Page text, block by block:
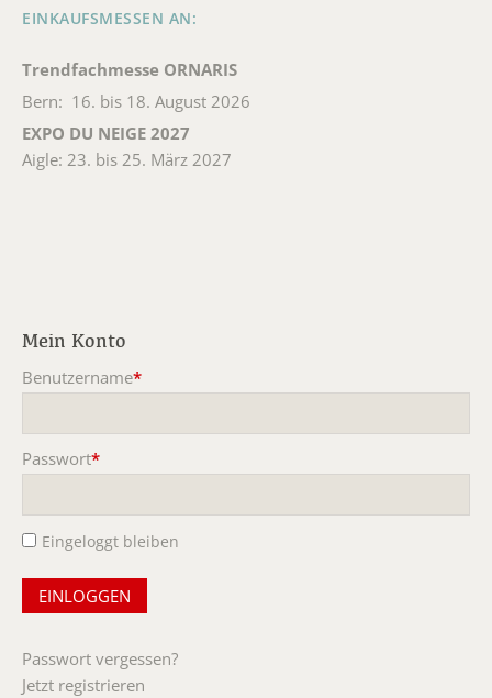
EINKAUFSMESSEN AN:
Trendfachmesse ORNARIS
Bern: 16. bis 18. August 2026
EXPO DU NEIGE 2027
Aigle: 23. bis 25. März 2027
Mein Konto
Benutzername*
Passwort*
Eingeloggt bleiben
Passwort vergessen?
Jetzt registrieren